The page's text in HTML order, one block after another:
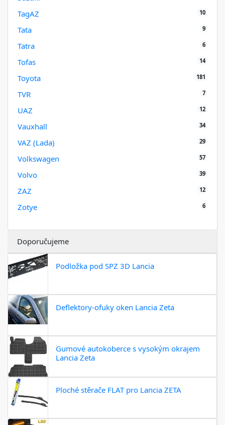
TagAZ 10
Tata 9
Tatra 6
Tofas 14
Toyota 181
TVR 7
UAZ 12
Vauxhall 34
VAZ (Lada) 29
Volkswagen 57
Volvo 39
ZAZ 12
Zotye 6
Doporučujeme
Podložka pod SPZ 3D Lancia
Deflektory-ofuky oken Lancia Zeta
Gumové autokoberce s vysokým okrajem
Lancia Zeta
Ploché stěrače FLAT pro Lancia ZETA